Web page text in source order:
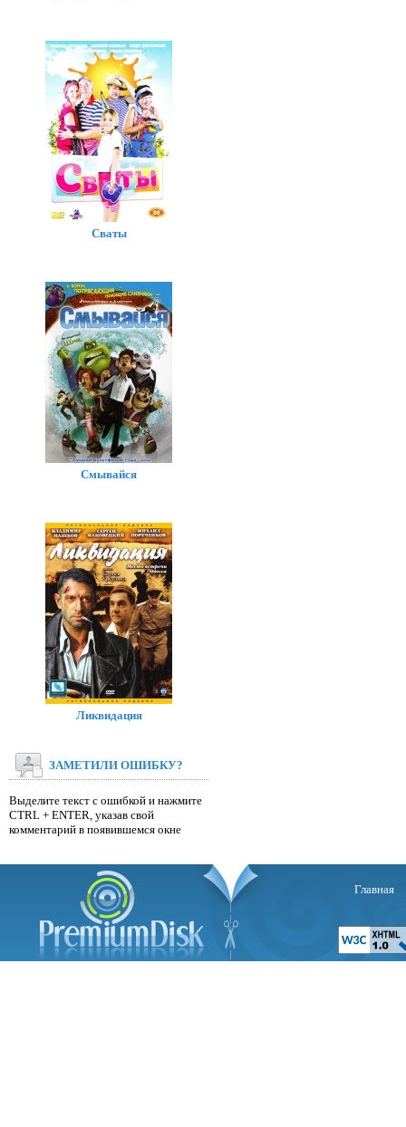
Сваты
Смывайся
Ликвидация
ЗАМЕТИЛИ ОШИБКУ?
Выделите текст с ошибкой и нажмите
CTRL + ENTER, указав свой
комментарий в появившемся окне
Главная